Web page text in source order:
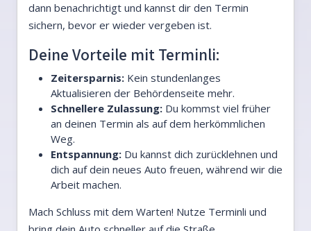
dann benachrichtigt und kannst dir den Termin
sichern, bevor er wieder vergeben ist.
Deine Vorteile mit Terminli:
Zeitersparnis: Kein stundenlanges
Aktualisieren der Behördenseite mehr.
Schnellere Zulassung: Du kommst viel früher
an deinen Termin als auf dem herkömmlichen
Weg.
Entspannung: Du kannst dich zurücklehnen und
dich auf dein neues Auto freuen, während wir die
Arbeit machen.
Mach Schluss mit dem Warten! Nutze Terminli und